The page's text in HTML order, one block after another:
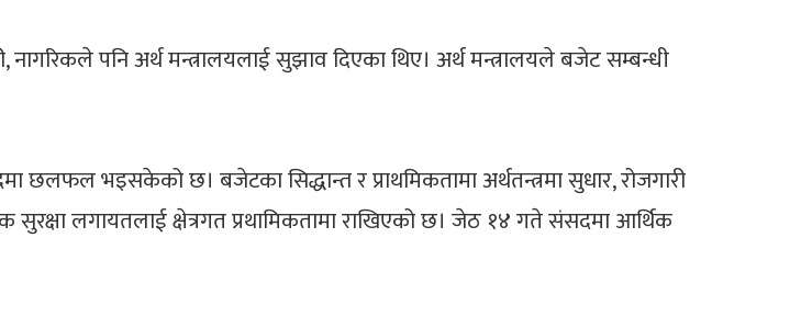
नागरिकले पनि अर्थ मन्त्रालयलाई सुझाव दिएका थिए। अर्थ मन्त्रालयले बजेट सम्बन्धी
छलफल भइसकेको छ। बजेटका सिद्धान्त र प्राथमिकतामा अर्थतन्त्रमा सुधार, रोजगारी
सुरक्षा लगायतलाई क्षेत्रगत प्रथामिकतामा राखिएको छ। जेठ १४ गते संसदमा आर्थिक